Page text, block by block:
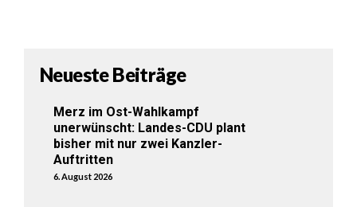
Neueste Beiträge
Merz im Ost-Wahlkampf
unerwünscht: Landes-CDU plant
bisher mit nur zwei Kanzler-
Auftritten
6. August 2026